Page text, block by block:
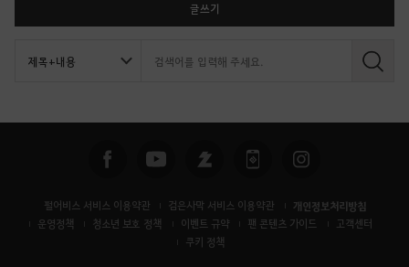
글쓰기
검
펄어비스 서비스 이용약관 검은사막 서비스 이용약관 개인정보처리방침
운영정책 청소년 보호 정책 이벤트 규약 팬 콘텐츠 가이드
고객센터
쿠키 정책